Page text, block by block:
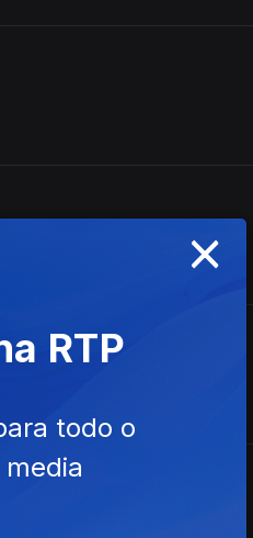
×
RTP
todo o